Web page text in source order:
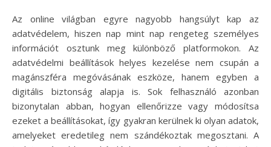
Az online világban egyre nagyobb hangsúlyt kap az
adatvédelem, hiszen nap mint nap rengeteg személyes
információt osztunk meg különböző platformokon. Az
adatvédelmi beállítások helyes kezelése nem csupán a
magánszféra megóvásának eszköze, hanem egyben a
digitális biztonság alapja is. Sok felhasználó azonban
bizonytalan abban, hogyan ellenőrizze vagy módosítsa
ezeket a beállításokat, így gyakran kerülnek ki olyan adatok,
amelyeket eredetileg nem szándékoztak megosztani. A